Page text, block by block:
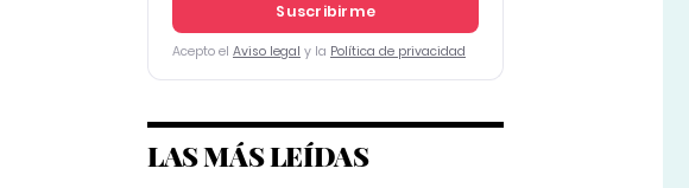
Suscribirme
Acepto el Aviso legal y la Política de privacidad
LAS MÁS LEÍDAS